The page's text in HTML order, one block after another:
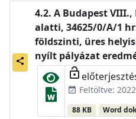
share
A Budapest VIII.,
alatti, 34625/0/A/1
földszinti, üres
nyílt pályázat
lock_open
event_available Feltöltve:
88 KB Word